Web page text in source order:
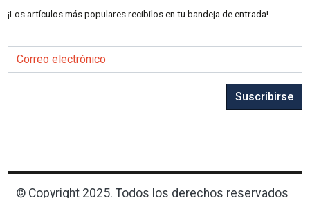
¡Los artículos más populares recibilos en tu bandeja de entrada!
Correo electrónico
Suscribirse
© Copyright 2025. Todos los derechos reservados